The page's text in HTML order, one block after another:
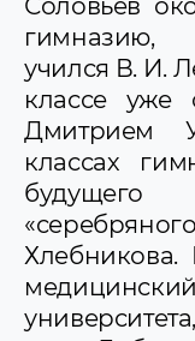
учился В. И.
классе
Дмитрием
классах
Хлебникова.